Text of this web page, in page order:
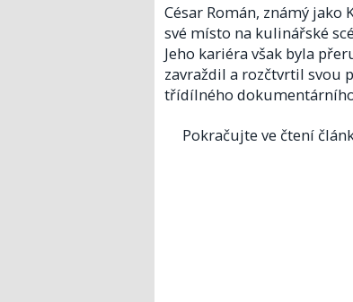
César Román, známý jako
své místo na kulinářské
Jeho kariéra však byla
zavraždil a rozčtvrtil svou
třídílného
Pokračujte ve čtení